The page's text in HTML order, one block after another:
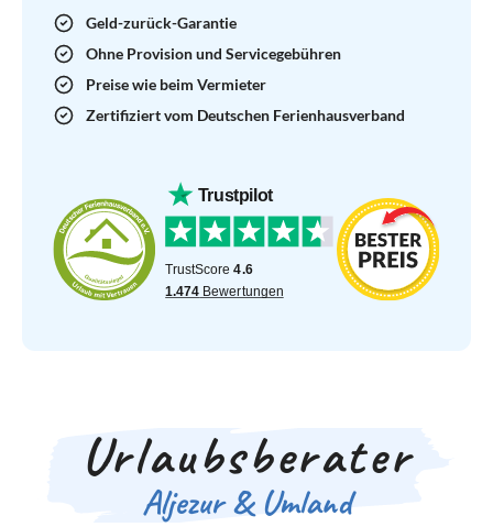
Geld-zurück-Garantie
Ohne Provision und Servicegebühren
Preise wie beim Vermieter
Zertifiziert vom Deutschen Ferienhausverband
Urlaubsberater
Aljezur & Umland